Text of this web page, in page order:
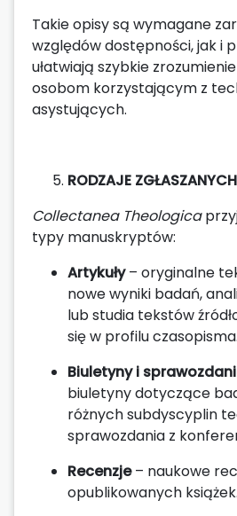
Takie opisy są wymagane
względów dostępności, jak i
ułatwiają szybkie
osobom korzystającym z
asystujących.
RODZAJE
Collectanea Theologica
typy manuskryptów:
Artykuły– oryginalne
nowe wyniki badań,
lub studia tekstów
się w profilu czasopisma.
Biuletyny i
biuletyny dotyczące
różnych subdyscyplin
sprawozdania z
Recenzje– naukowe
opublikowanych książek.